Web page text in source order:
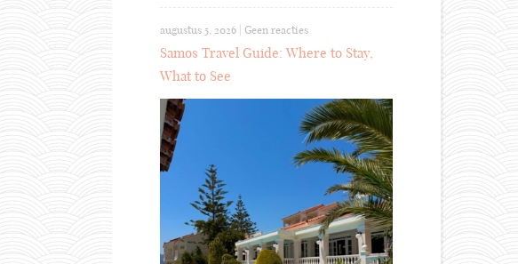
augustus 5, 2026 | Geen reacties
Samos Travel Guide: Where to Stay,
What to See